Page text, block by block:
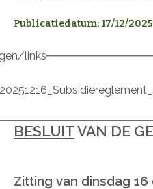
Publicatiedatum: 17/12/2025
links
BESLUITVAN DE
Zitting van dinsdag